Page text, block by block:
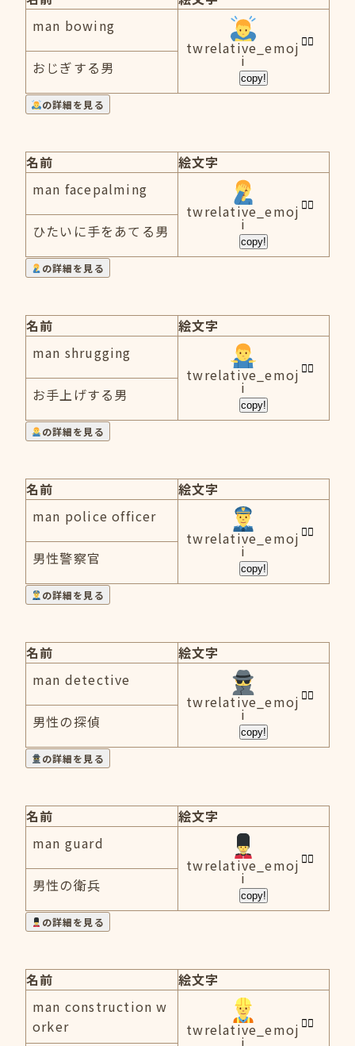
man bowing
twrelative_emoj
i
copy!
おじぎする男
の詳細を見る
名前
絵文字
man facepalming
twrelative_emoj
i
copy!
ひたいに手をあてる男
の詳細を見る
名前
絵文字
man shrugging
twrelative_emoj
i
copy!
お手上げする男
の詳細を見る
名前
絵文字
man police officer
twrelative_emoj
i
copy!
男性警察官
の詳細を見る
名前
絵文字
man detective
twrelative_emoj
i
copy!
男性の探偵
の詳細を見る
名前
絵文字
man guard
twrelative_emoj
i
copy!
男性の衛兵
の詳細を見る
名前
絵文字
man construction w
orker
twrelative_emoj
i